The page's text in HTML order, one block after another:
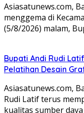
Asiasatunews.com,
menggema di
(5/8/2026) malam,
Bupati Andi Rudi
Pelatihan Desain
Asiasatunews.com,
Rudi Latif terus
kualitas sumber